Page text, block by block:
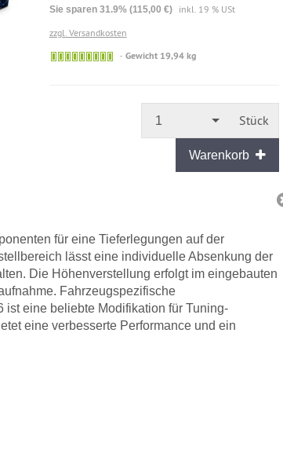
Sie sparen 31.9% (115,00 €)
inkl. 19 % USt
zzgl. Versandkosten
🟢 Gewicht 19,94 kg
1 Stück
Warenkorb
für eine Tieferlegungen auf der
lässt eine individuelle Absenkung der
Die Höhenverstellung erfolgt im eingebauten
Fahrzeugspezifische
ist eine beliebte Modifikation für Tuning-
eine verbesserte Performance und ein